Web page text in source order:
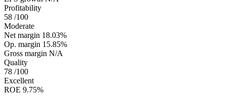
Profitability
58 /100
Moderate
Net margin 18.03%
Op. margin 15.85%
Gross margin N/A
Quality
78 /100
Excellent
ROE 9.75%